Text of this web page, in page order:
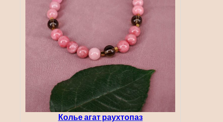
Колье агат раухтопаз